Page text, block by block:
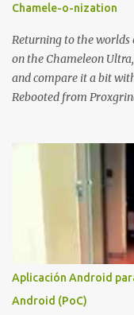
sino el objetivo final.
buscan obtener un
Chamele-o-nization
Returning to the worlds
on the Chameleon
and compare it a bit
Rebooted from
that was created
started it all. Back in
that emulated a tag in
"Coffee Cup Tag
great-great-
created the "Fake Tag."
prototype, just
2010, the original
what we have today. In
Aplicación Android
Android (PoC)